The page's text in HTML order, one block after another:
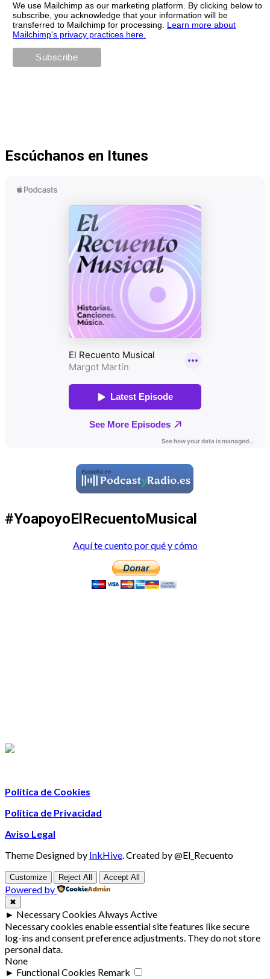
We use Mailchimp as our marketing platform. By clicking below to
subscribe, you acknowledge that your information will be
transferred to Mailchimp for processing. Learn more about
Mailchimp's privacy practices here.
Escúchanos en Itunes
#YoapoyoElRecuentoMusical
Aquí te cuento por qué y cómo
Política de Cookies
Política de Privacidad
Aviso Legal
Theme Designed by InkHive.Created by @El_Recuento
Customize Reject All Accept All
Powered by
✖
► Necessary Cookies Always Active
Necessary cookies enable essential site features like secure
log-ins and consent preference adjustments. They do not store
personal data.
None
► Functional Cookies Remark